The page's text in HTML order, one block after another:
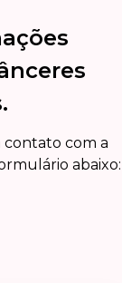
contato com a
abaixo: